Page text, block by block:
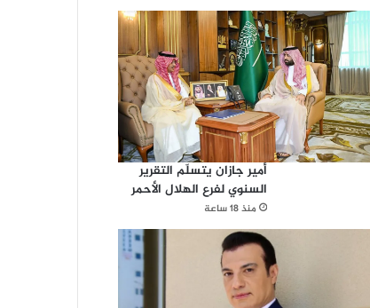
أمير جازان يتسلّم التقرير
السنوي لفرع الهلال الأحمر
منذ 18 ساعة